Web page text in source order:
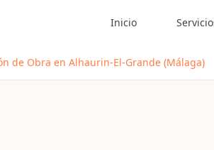
Inicio
de Obra en Alhaurin-El-Grande (Málaga)